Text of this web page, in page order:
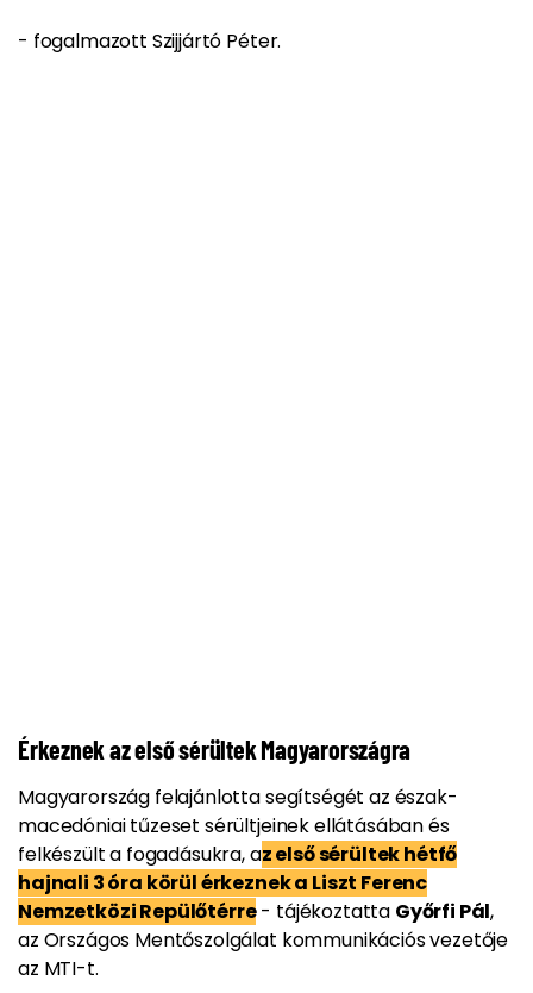
- fogalmazott Szijjártó Péter.
Érkeznek az első sérültek Magyarországra
Magyarország felajánlotta segítségét az észak-
macedóniai tűzeset sérültjeinek ellátásában és
felkészült a fogadásukra, az első sérültek hétfő
hajnali 3 óra körül érkeznek a Liszt Ferenc
Nemzetközi Repülőtérre- tájékoztatta Győrfi Pál,
az Országos Mentőszolgálat kommunikációs vezetője
az MTI-t.